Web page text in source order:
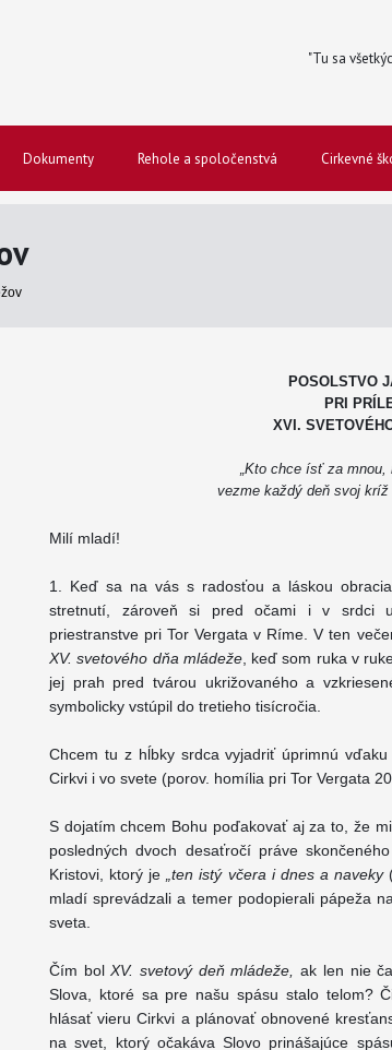
"Tu sa
Dokumenty Rehole a spoločenstvá Cirkevné
POSOLSTVO
PRI
XVI.
„Kto chce ísť za mnou,
vezme každý deň svoj
Milí mladí!
1. Keď sa na vás s radosťou a láskou
stretnutí, zároveň si pred očami i v srdci
priestranstve pri Tor Vergata v Ríme. V ten
XV. svetového dňa mládeže, keď som ruka v
jej prah pred tvárou ukrižovaného a
symbolicky vstúpil do tretieho tisícročia.
Chcem tu z hĺbky srdca vyjadriť úprimnú
Cirkvi i vo svete (porov. homília pri Tor Vergata
S dojatím chcem Bohu poďakovať aj za to, že
posledných dvoch desaťročí práve
Kristovi, ktorý je
„ten istý včera i dnes a naveky
mladí sprevádzali a temer podopierali pápeža
sveta.
Čím bol XV. svetový deň mládeže,
ak len nie
Slova, ktoré sa pre našu spásu stalo telom?
hlásať vieru Cirkvi a plánovať obnovené
na svet, ktorý očakáva Slovo prinášajúce